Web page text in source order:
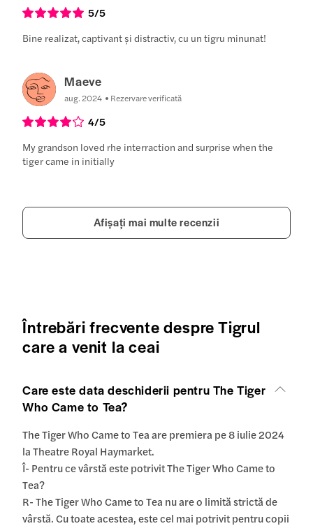
5/5
Bine realizat, captivant și distractiv, cu un tigru minunat!
Maeve
aug. 2024 Rezervare verificată
4/5
My grandson loved rhe interraction and surprise when the
tiger came in initially
Afișați mai multe recenzii
Întrebări frecvente despre Tigrul
care a venit la ceai
Care este data deschiderii pentru The Tiger
Who Came to Tea?
The Tiger Who Came to Tea are premiera pe 8 iulie 2024
la Theatre Royal Haymarket.
Î- Pentru ce vârstă este potrivit The Tiger Who Came to
Tea?
R- The Tiger Who Came to Tea nu are o limită strictă de
vârstă. Cu toate acestea, este cel mai potrivit pentru copii